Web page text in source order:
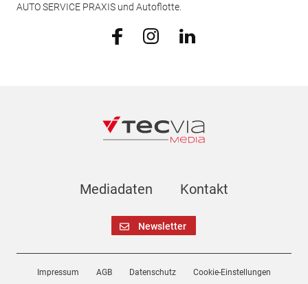
AUTO SERVICE PRAXIS und Autoflotte.
Mediadaten Kontakt
Newsletter
Impressum AGB Datenschutz Cookie-Einstellungen